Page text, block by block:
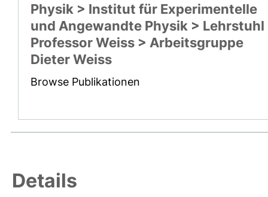
Physik > Institut für Experimentelle
und Angewandte Physik > Lehrstuhl
Professor Weiss > Arbeitsgruppe
Dieter Weiss
Browse Publikationen
Details